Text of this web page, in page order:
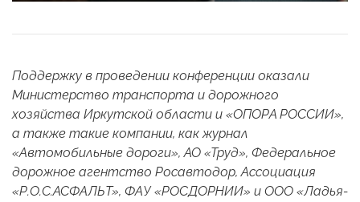
Поддержку в проведении конференции оказали
Министерство транспорта и дорожного
хозяйства Иркутской области и «ОПОРА РОССИИ»,
а также такие компании, как журнал
«Автомобильные дороги», АО «Труд», Федеральное
дорожное агентство Росавтодор, Ассоциация
«Р.О.С.АСФАЛЬТ», ФАУ «РОСДОРНИИ» и ООО «Ладья-